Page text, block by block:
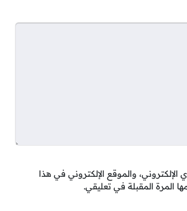
والموقع الإلكتروني في هذا
المرة المقبلة في تعليقي.